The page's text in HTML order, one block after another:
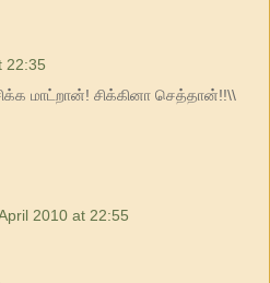
22:35
மாட்றான்! சிக்கினா செத்தான்!!\\
2010 at 22:55